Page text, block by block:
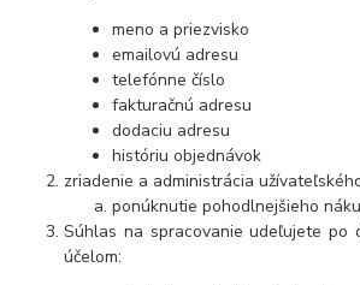
meno a priezvisko
emailovú adresu
telefónne číslo
fakturačnú adresu
dodaciu adresu
históriu objednávok
zriadenie a administrácia
ponúknutie pohodlnejšieho
Súhlas na spracovanie udeľujete
účelom: